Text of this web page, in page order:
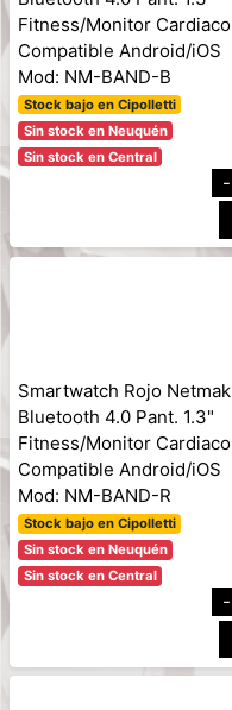
Fitness/Monitor Cardiaco
Compatible Android/iOS
Mod: NM-BAND-B
Stock bajo en Cipolletti
Sin stock en Neuquén
Sin stock en Central
-
Smartwatch Rojo Netmak
Bluetooth 4.0 Pant. 1.3"
Fitness/Monitor Cardiaco
Compatible Android/iOS
Mod: NM-BAND-R
Stock bajo en Cipolletti
Sin stock en Neuquén
Sin stock en Central
-